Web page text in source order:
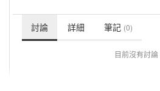
討論 詳細 筆記 (0)
目前沒有討論